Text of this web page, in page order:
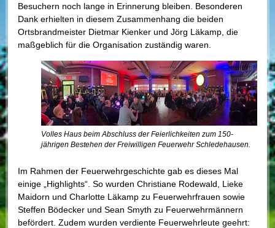
Besuchern noch lange in Erinnerung bleiben. Besonderen
Dank erhielten in diesem Zusammenhang die beiden
Ortsbrandmeister Dietmar Kienker und Jörg Läkamp, die
maßgeblich für die Organisation zuständig waren.
Volles Haus beim Abschluss der Feierlichkeiten zum 150-
jährigen Bestehen der Freiwilligen Feuerwehr Schledehausen.
Im Rahmen der Feuerwehrgeschichte gab es dieses Mal
einige „Highlights“. So wurden Christiane Rodewald, Lieke
Maidorn und Charlotte Läkamp zu Feuerwehrfrauen sowie
Steffen Bödecker und Sean Smyth zu Feuerwehrmännern
befördert. Zudem wurden verdiente Feuerwehrleute geehrt: